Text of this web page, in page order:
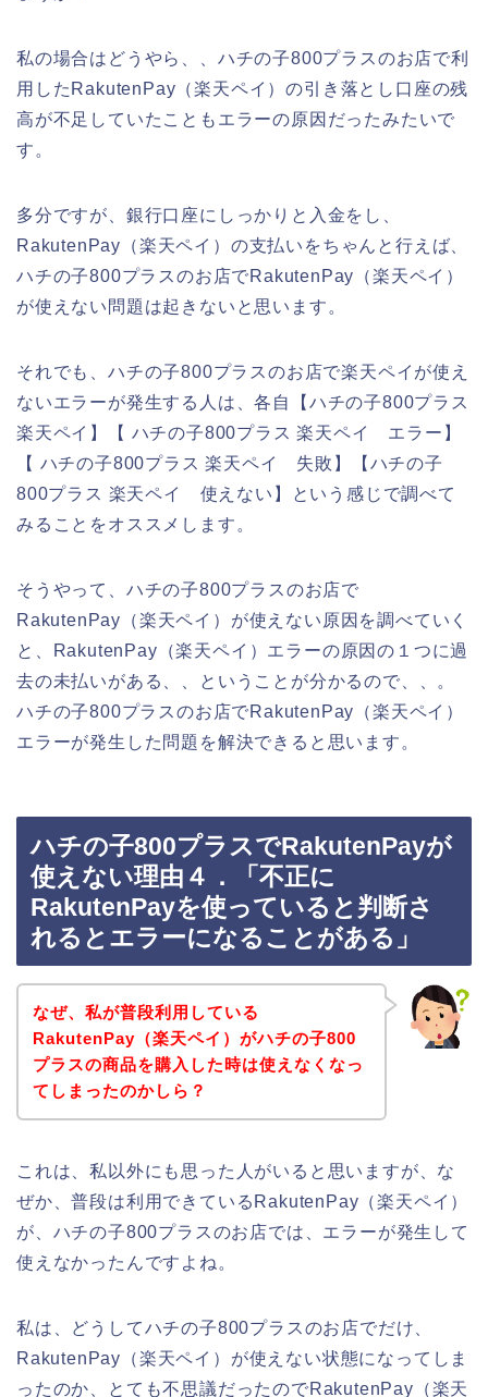
私の場合はどうやら、、ハチの子800プラスのお店で利
用したRakutenPay（楽天ペイ）の引き落とし口座の残
高が不足していたこともエラーの原因だったみたいで
す。
多分ですが、銀行口座にしっかりと入金をし、
RakutenPay（楽天ペイ）の支払いをちゃんと行えば、
ハチの子800プラスのお店でRakutenPay（楽天ペイ）
が使えない問題は起きないと思います。
それでも、ハチの子800プラスのお店で楽天ペイが使え
ないエラーが発生する人は、各自【ハチの子800プラス
楽天ペイ】【 ハチの子800プラス 楽天ペイ エラー】
【 ハチの子800プラス 楽天ペイ 失敗】【ハチの子
800プラス 楽天ペイ 使えない】という感じで調べて
みることをオススメします。
そうやって、ハチの子800プラスのお店で
RakutenPay（楽天ペイ）が使えない原因を調べていく
と、RakutenPay（楽天ペイ）エラーの原因の１つに過
去の未払いがある、、ということが分かるので、、。
ハチの子800プラスのお店でRakutenPay（楽天ペイ）
エラーが発生した問題を解決できると思います。
ハチの子800プラスでRakutenPayが
使えない理由４．「不正に
RakutenPayを使っていると判断さ
れるとエラーになることがある」
なぜ、私が普段利用している
RakutenPay（楽天ペイ）がハチの子800
プラスの商品を購入した時は使えなくなっ
てしまったのかしら？
これは、私以外にも思った人がいると思いますが、な
ぜか、普段は利用できているRakutenPay（楽天ペイ）
が、ハチの子800プラスのお店では、エラーが発生して
使えなかったんですよね。
私は、どうしてハチの子800プラスのお店でだけ、
RakutenPay（楽天ペイ）が使えない状態になってしま
ったのか、とても不思議だったのでRakutenPay（楽天